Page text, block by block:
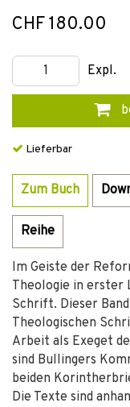
CHF 180.00
Expl.
Lieferbar
Zum Buch
Reihe
Im Geiste der
Theologie in erster
Schrift. Dieser
Theologischen
Arbeit als Exeget
sind Bullingers
beiden
Die Texte sind